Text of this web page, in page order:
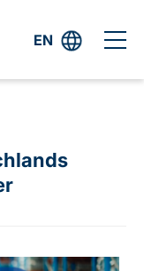
EN